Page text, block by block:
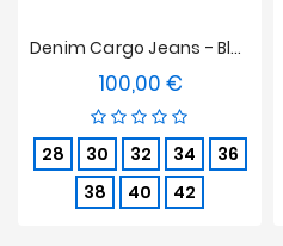
Denim Cargo Jeans - Blau
100,00 €Preis
28 30 32 34
36
38
40 42